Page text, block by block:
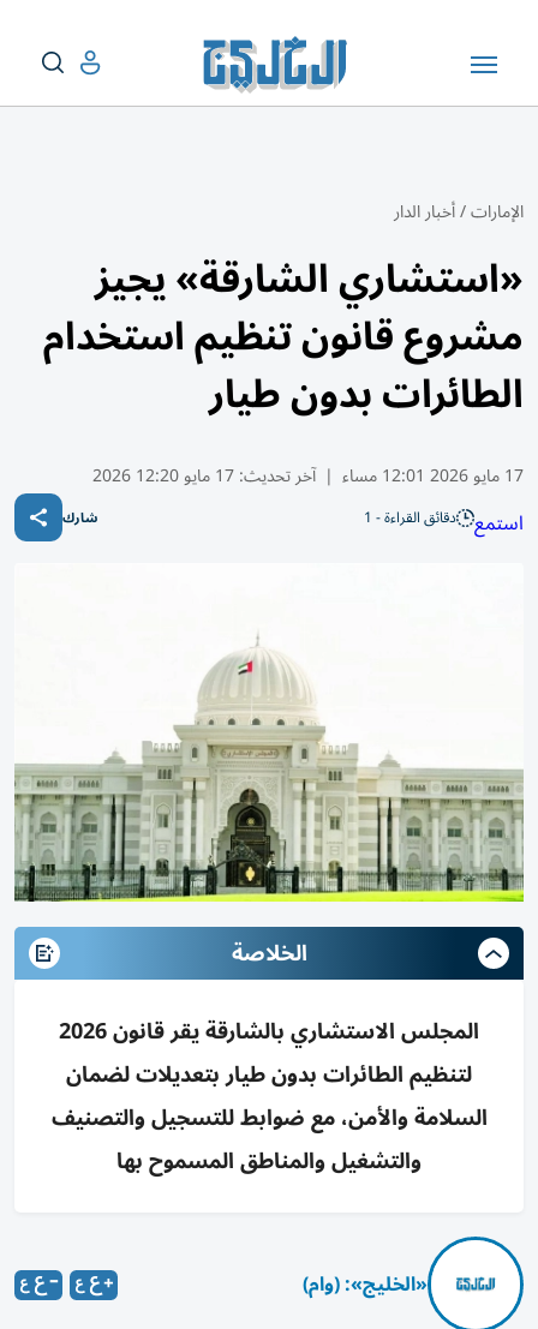
الإمارات/أخبار الدار
«استشاري الشارقة» يجيز
مشروع قانون تنظيم استخدام
الطائرات بدون طيار
17 مايو 2026 12:01 مساء | آخر تحديث:17 مايو 12:20 2026
استمع دقائق القراءة - 1 شارك
الخلاصة
المجلس الاستشاري بالشارقة يقر قانون 2026
لتنظيم الطائرات بدون طيار بتعديلات لضمان
السلامة والأمن، مع ضوابط للتسجيل والتصنيف
والتشغيل والمناطق المسموح بها
«الخليج»: (وام)